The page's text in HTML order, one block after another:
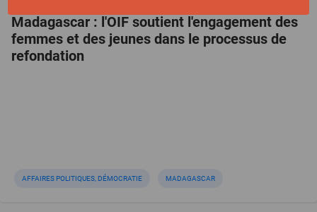
Madagascar : l'OIF soutient l'engagement des
femmes et des jeunes dans le processus de
refondation
AFFAIRES POLITIQUES, DÉMOCRATIE MADAGASCAR